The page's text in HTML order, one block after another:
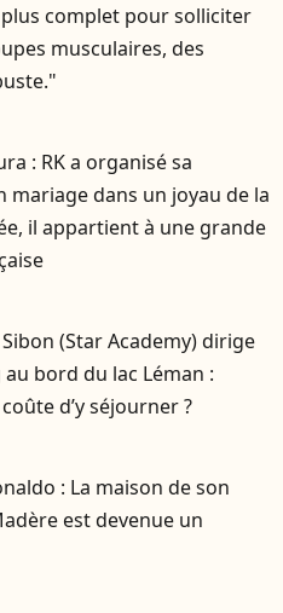
plus complet pour solliciter
musculaires, des
: RK a organisé sa
mariage dans un joyau de la
il appartient à une grande
(Star Academy) dirige
bord du lac Léman :
d’y séjourner ?
: La maison de son
est devenue un